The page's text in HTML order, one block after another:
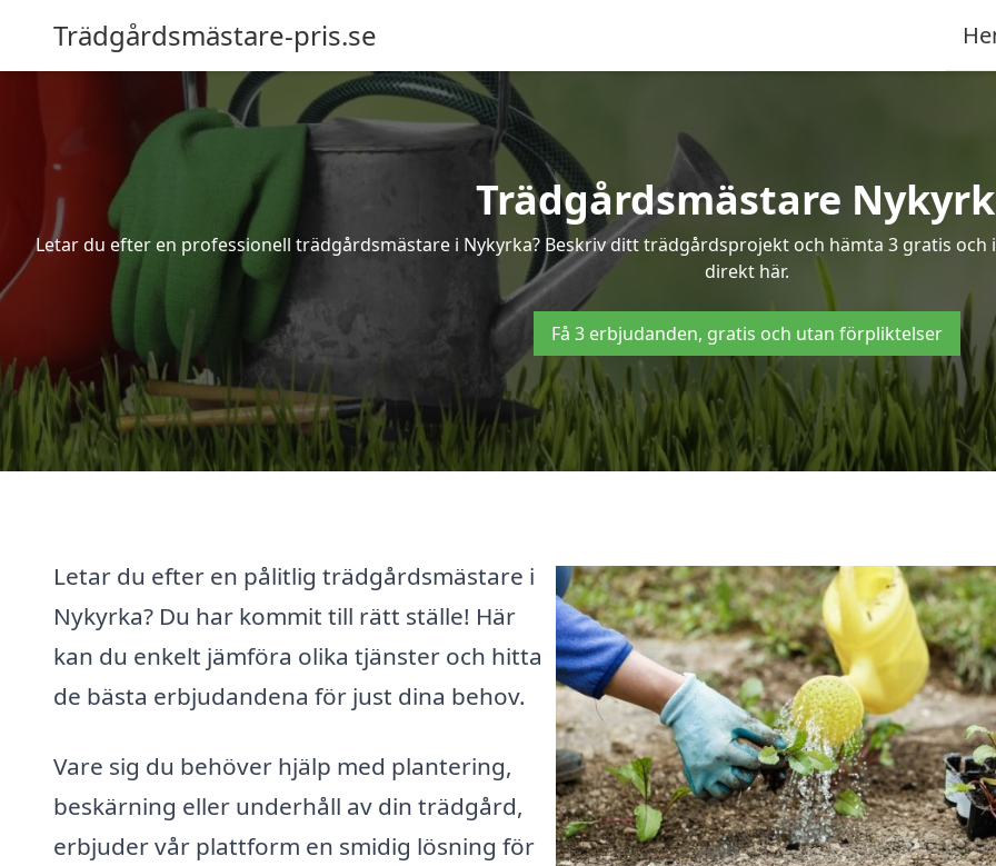
Trädgårdsmästare-pris.se
Trädgårdsmästare
Letar du efter en professionell trädgårdsmästare i Nykyrka? Beskriv ditt trädgårdsprojekt och hämta 3 gratis
direkt här.
Få 3 erbjudanden, gratis och utan förpliktelser
Letar du efter en pålitlig trädgårdsmästare i
Nykyrka? Du har kommit till rätt ställe! Här
kan du enkelt jämföra olika tjänster och hitta
de bästa erbjudandena för just dina behov.
Vare sig du behöver hjälp med plantering,
beskärning eller underhåll av din trädgård,
erbjuder vår plattform en smidig lösning för